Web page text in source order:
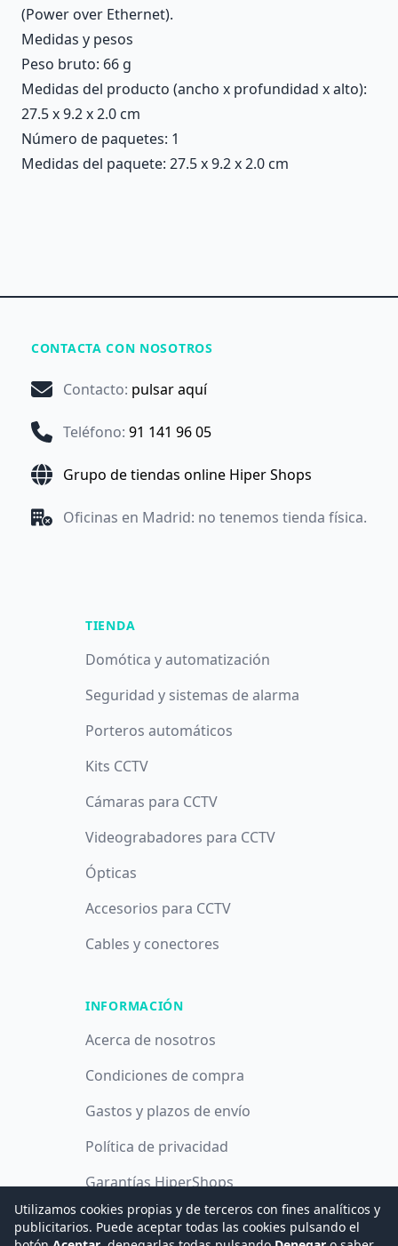
(Power over Ethernet).
Medidas y pesos
Peso bruto: 66 g
Medidas del producto (ancho x profundidad x alto):
27.5 x 9.2 x 2.0 cm
Número de paquetes: 1
Medidas del paquete: 27.5 x 9.2 x 2.0 cm
CONTACTA CON NOSOTROS
Contacto: pulsar aquí
Teléfono: 91 141 96 05
Grupo de tiendas online Hiper Shops
Oficinas en Madrid: no tenemos tienda física.
TIENDA
Domótica y automatización
Seguridad y sistemas de alarma
Porteros automáticos
Kits CCTV
Cámaras para CCTV
Videograbadores para CCTV
Ópticas
Accesorios para CCTV
Cables y conectores
INFORMACIÓN
Acerca de nosotros
Condiciones de compra
Gastos y plazos de envío
Política de privacidad
Garantías HiperShops
Política de cookies
Utilizamos cookies propias y de terceros con fines analíticos y
publicitarios. Puede aceptar todas las cookies pulsando el